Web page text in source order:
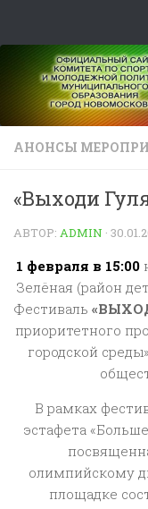
АНОНСЫ
«Выходи
АВТОР: ADMIN ·
1 февраля в 15:00
Зелёная (район
Фестиваль
приоритетного
городской
В рамках
эстафета
олимпийскому
площадке